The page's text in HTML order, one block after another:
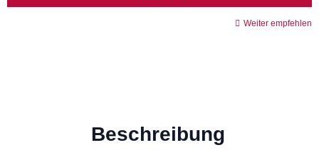
Weiter empfehlen
Beschreibung